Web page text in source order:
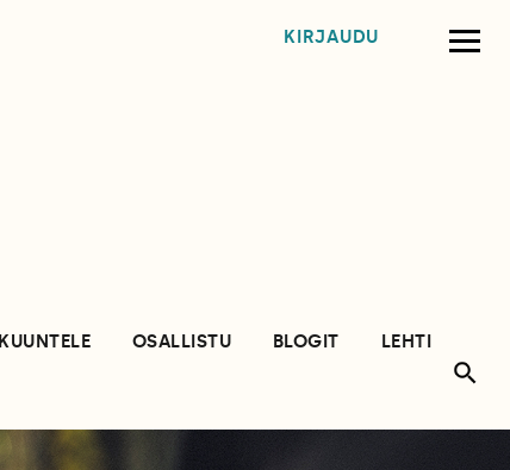
KIRJAUDU
KUUNTELE OSALLISTU BLOGIT
LEHTI